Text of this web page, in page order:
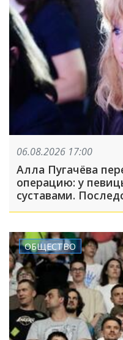
06.08.2026 17:00
Алла Пугачёва
операцию: у
суставами.
серьёзными
ОБЩЕСТВО